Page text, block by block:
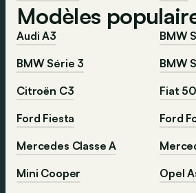
Modèles
Audi A3
BMW
BMW Série 3
BMW
Citroën C3
Fiat
Ford Fiesta
Ford
Mercedes Classe A
Mini Cooper
Opel